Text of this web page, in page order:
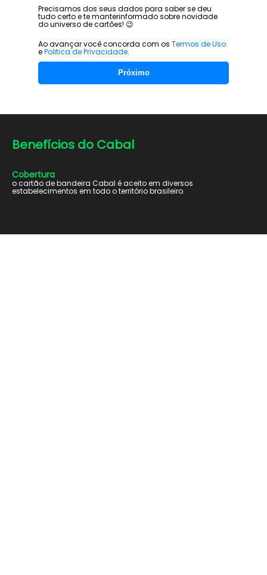
Precisamos dos seus dados para saber se deu
tudo certo e te manterinformado sobre novidade
do universo de cartões! 😉
Ao avançar você concorda com os Termos de Uso
ePolitica de Privacidade.
Próximo
Benefícios do Cabal
Cobertura
o cartão de bandeira Cabal é aceito em diversos
estabelecimentos em todo o território brasileiro.